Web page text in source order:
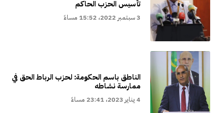
تأسيس الحزب الحاكم
3 سبتمبر 2022، 15:52 مساءً
الناطق باسم الحكومة: لحزب الرباط الحق في
ممارسة نشاطه
4 يناير 2023، 23:41 مساءً